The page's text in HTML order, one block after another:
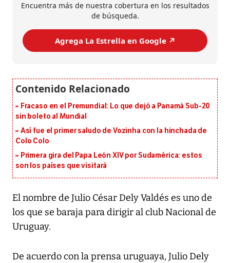
Encuentra más de nuestra cobertura en los resultados
de búsqueda.
Agrega La Estrella en Google ↗️
Fracaso en el Premundial: Lo que dejó a Panamá Sub-20
sin boleto al Mundial
Así fue el primer saludo de Vozinha con la hinchada de
Colo Colo
Primera gira del Papa León XIV por Sudamérica: estos
son los países que visitará
El nombre de Julio César Dely Valdés es uno de
los que se baraja para dirigir al club Nacional de
Uruguay.
De acuerdo con la prensa uruguaya, Julio Dely